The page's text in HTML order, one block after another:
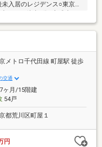
入居のレジデンス○東京メ
な3路線アクセス○総戸数83
畳LDK＋約3.2畳洋室の
人暮らしまで対応可能な
入居のため、室内はきれ
理：大和ライフネクスト
メトロ千代田線 町屋駅 徒歩
交通
ヶ月/15階建
54戸
都荒川区町屋１
円